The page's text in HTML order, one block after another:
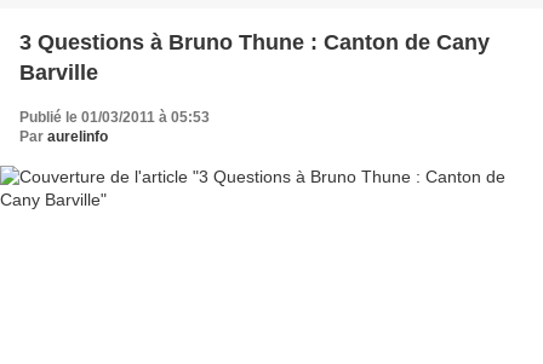
3 Questions à Bruno Thune : Canton de Cany
Barville
Publié le 01/03/2011 à 05:53
Par aurelinfo